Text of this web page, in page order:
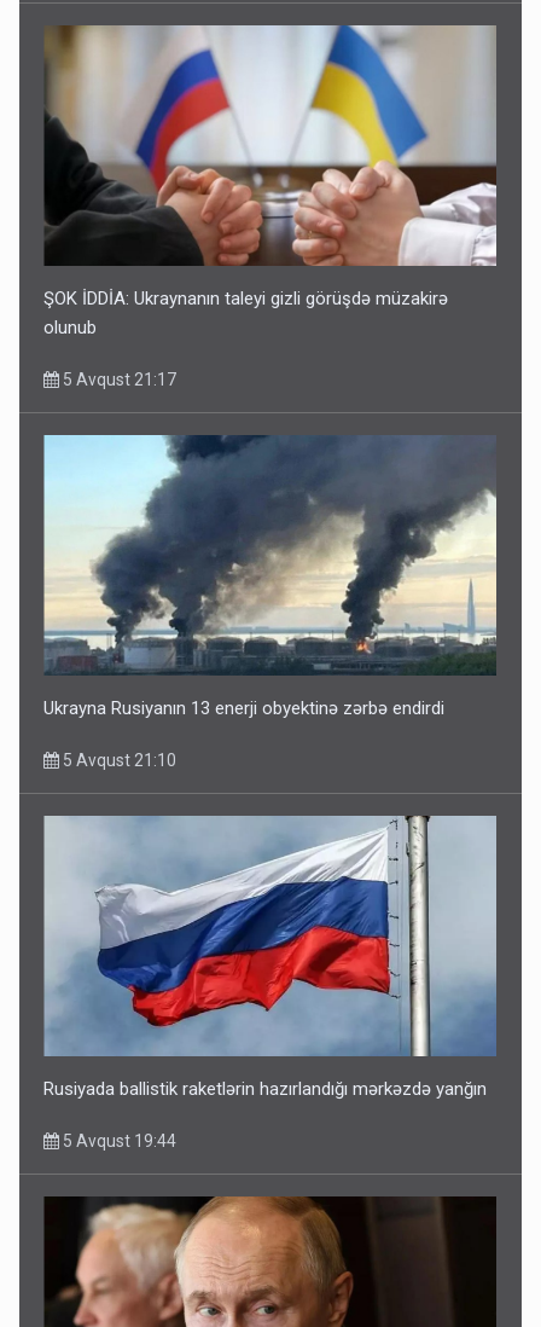
ŞOK İDDİA: Ukraynanın taleyi gizli görüşdə müzakirə
olunub
5 Avqust 21:17
Ukrayna Rusiyanın 13 enerji obyektinə zərbə endirdi
5 Avqust 21:10
Rusiyada ballistik raketlərin hazırlandığı mərkəzdə yanğın
5 Avqust 19:44